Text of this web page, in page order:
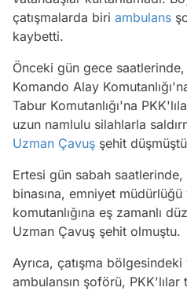
çatışmalarda biri ambulans
kaybetti.
Önceki gün gece
Komando Alay
Tabur Komutanlığı'na
uzun namlulu silahlarla
Uzman Çavuş şehit
Ertesi gün sabah
binasına, emniyet
komutanlığına eş zamanlı
Uzman Çavuş şehit olmuştu.
Ayrıca, çatışma
ambulansın şoförü,